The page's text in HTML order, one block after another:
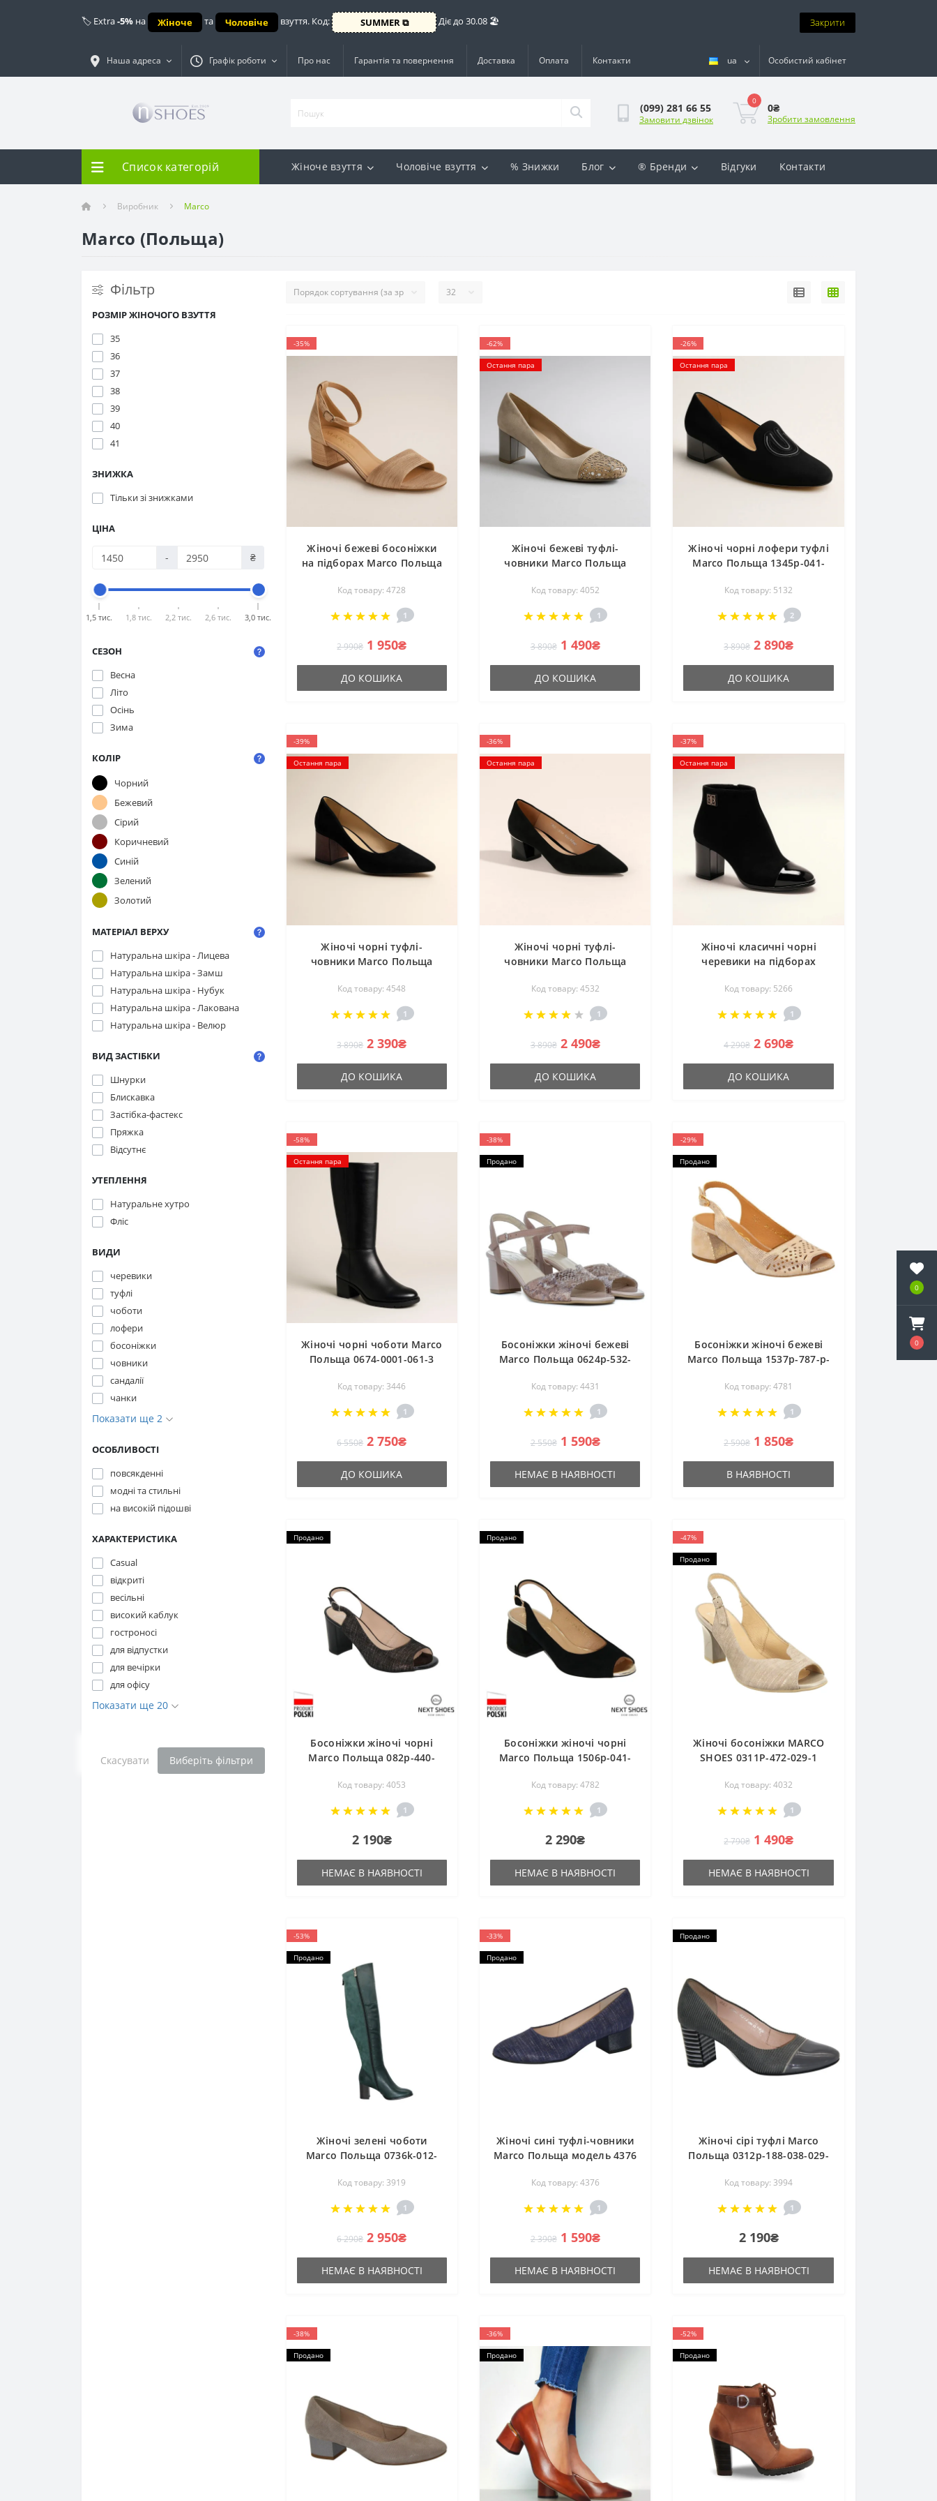
0
0
🏷️ Extra-5% на Жіноче та Чоловіче взуття. Код: SUMMER ⧉ Діє до 30.08 🏖️ Закрити
Наша адреса Графік роботи Про нас Гарантія та повернення Доставка Оплата Контакти ua Особистий кабінет
(099) 281 66 55
Замовити дзвінок
0
0₴
Зробити замовлення
Список категорій Жіноче взуття Чоловіче взуття % Знижки Блог ® Бренди Відгуки Контакти
Виробник Marco
Marco (Польща)
Фiльтр
РОЗМІР ЖІНОЧОГО ВЗУТТЯ
35
36
37
38
39
40
41
ЗНИЖКА
Тільки зі знижками
ЦІНА
- ₴
1,5 тис. 1,8 тис. 2,2 тис. 2,6 тис. 3,0 тис.
СЕЗОН
Весна
Літо
Осінь
Зима
КОЛІР
Чорний
Бежевий
Сірий
Коричневий
Синій
Зелений
Золотий
МАТЕРІАЛ ВЕРХУ
Натуральна шкіра - Лицева
Натуральна шкіра - Замш
Натуральна шкіра - Нубук
Натуральна шкіра - Лакована
Натуральна шкіра - Велюр
ВИД ЗАСТІБКИ
Шнурки
Блискавка
Застібка-фастекс
Пряжка
Відсутнє
УТЕПЛЕННЯ
Натуральне хутро
Фліс
ВИДИ
черевики
туфлі
чоботи
лофери
босоніжки
човники
сандалії
чанки
Показати ще 2
ОСОБЛИВОСТІ
повсякденні
модні та стильні
на високій підошві
ХАРАКТЕРИСТИКА
Casual
відкриті
весільні
високий каблук
гостроносі
для відпустки
для вечірки
для офісу
Показати ще 20
Скасувати Виберіть фільтри
-35%
Жіночі бежеві босоніжки
на підборах Marco Польща
класичні з натуральної
Код товару: 4728
1
2 990₴ 1 950₴
ДО КОШИКА
-62%
Остання пара
Жіночі бежеві туфлі-
човники Marco Польща
Код товару: 4052
1
3 890₴ 1 490₴
ДО КОШИКА
-26%
Остання пара
Жіночі чорні лофери туфлі
Marсo Польща 1345p-041-
натуральної замші від
польської фабрики
Код товару: 5132
2
3 890₴ 2 890₴
ДО КОШИКА
-39%
Остання пара
Жіночі чорні туфлі-
човники Marco Польща
Код товару: 4548
1
3 890₴ 2 390₴
ДО КОШИКА
-36%
Остання пара
Жіночі чорні туфлі-
човники Marco Польща
Код товару: 4532
1
3 890₴ 2 490₴
ДО КОШИКА
-37%
Остання пара
Жіночі класичні чорні
черевики на підборах
натуральної шкіри замші
37 розмір зі знижкою від
польської фабрики
Код товару: 5266
1
4 290₴ 2 690₴
ДО КОШИКА
-58%
Остання пара
Жіночі чорні чоботи Marco
Польща 0674-0001-061-3
Код товару: 3446
1
6 550₴ 2 750₴
ДО КОШИКА
-38%
Продано
Босоніжки жіночі бежеві
Marco Польща 0624p-532-
Код товару: 4431
1
2 550₴ 1 590₴
НЕМАЄ В НАЯВНОСТІ
-29%
Продано
Босоніжки жіночі бежеві
Marco Польща 1537p-787-p-
Код товару: 4781
1
2 590₴ 1 850₴
В НАЯВНОСТІ
Продано
Босоніжки жіночі чорні
Marco Польща 082p-440-
Код товару: 4053
1
2 190₴
НЕМАЄ В НАЯВНОСТІ
Продано
Босоніжки жіночі чорні
Marco Польща 1506p-041-
Код товару: 4782
1
2 290₴
НЕМАЄ В НАЯВНОСТІ
-47%
Продано
Жіночі босоніжки MARCO
SHOES 0311P-472-029-1
Код товару: 4032
1
2 790₴ 1 490₴
НЕМАЄ В НАЯВНОСТІ
-53%
Продано
Жіночі зелені чоботи
Marco Польща 0736k-012-
Код товару: 3919
1
6 290₴ 2 950₴
НЕМАЄ В НАЯВНОСТІ
-33%
Продано
Жіночі сині туфлі-човники
Marco Польща модель 4376
Код товару: 4376
1
2 390₴ 1 590₴
НЕМАЄ В НАЯВНОСТІ
Продано
Жіночі сірі туфлі Marco
Польща 0312p-188-038-029-
Код товару: 3994
1
2 190₴
НЕМАЄ В НАЯВНОСТІ
-38%
Продано
-36%
Продано
-52%
Продано